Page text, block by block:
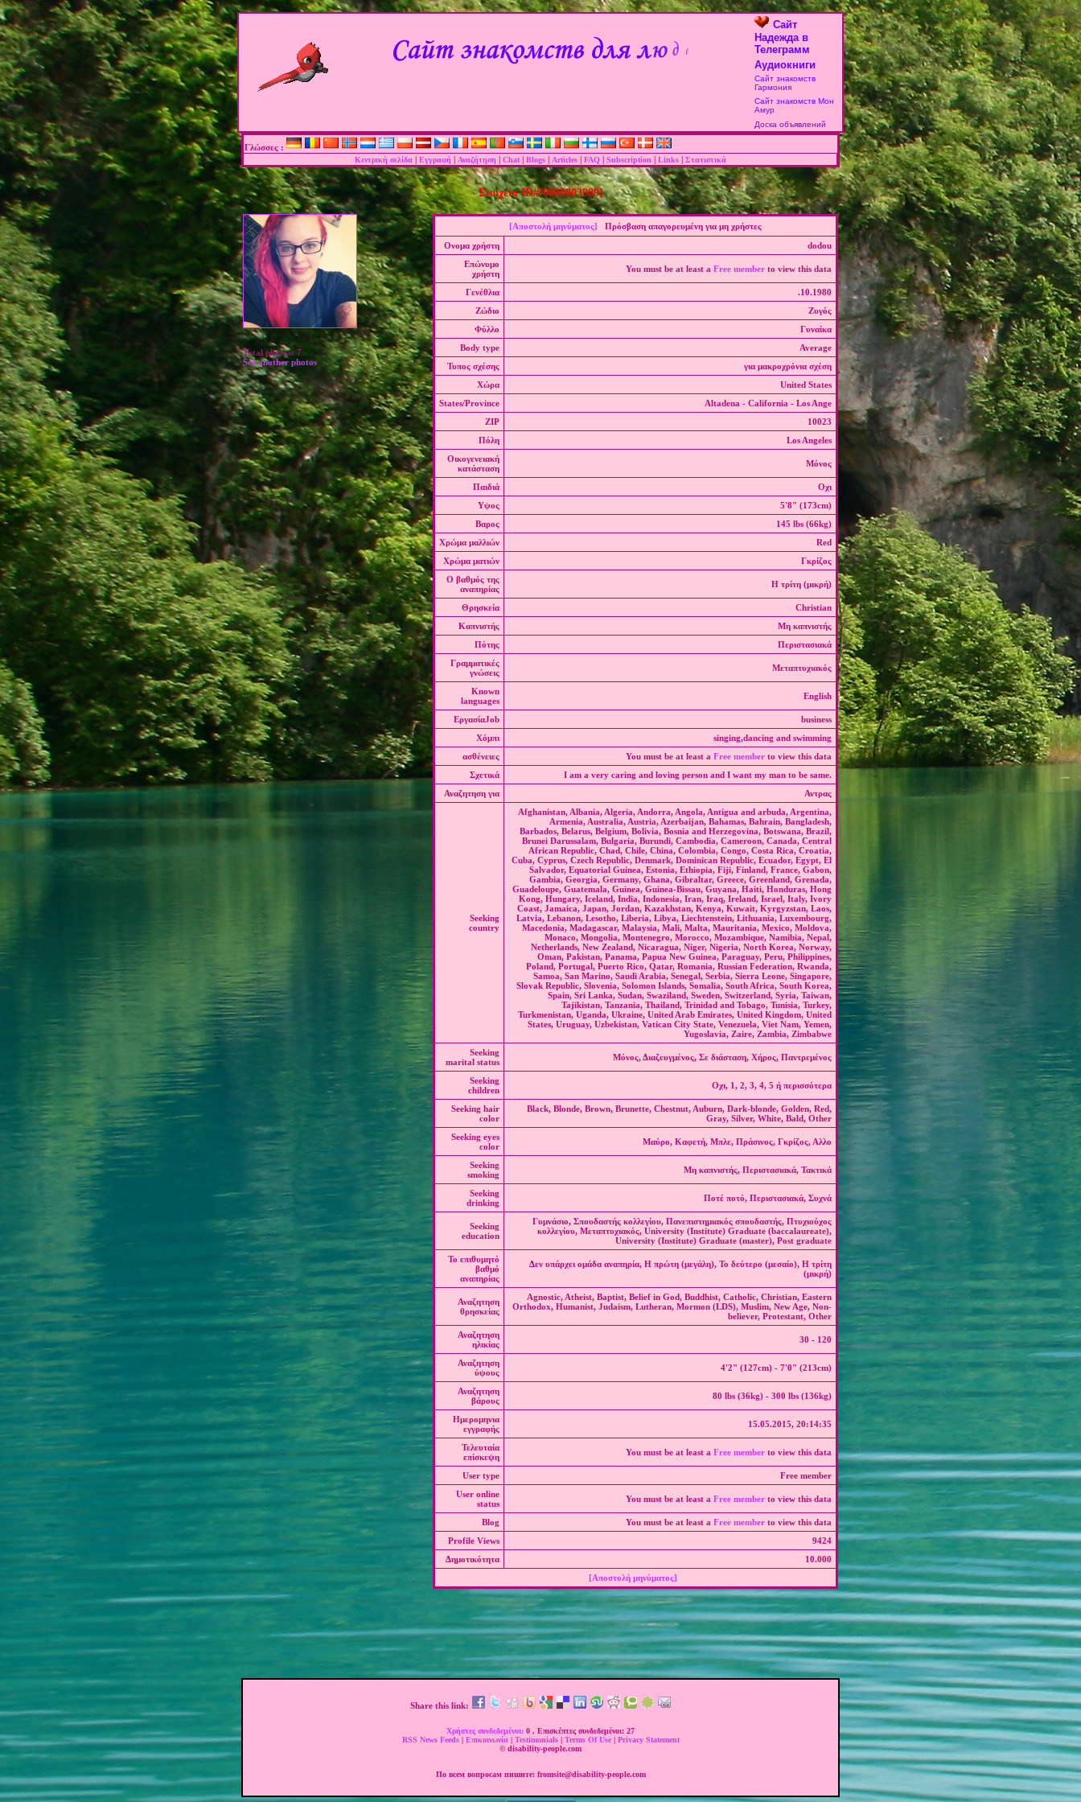
Сайт
Надежда в
Телеграмм
Аудиокниги
Сайт знакомств
Гармония
Сайт знакомств Мон
Амур
Доска объявлений
Γλώσσες :
Κεντρική σελίδα| Εγγραφή | Αναζήτηση | Chat| Blogs| Articles| FAQ| Subscription | Links| Στατιστικά
Στοιχεία ID#[0000003989]
Total photos: 7
See another photos
[Αποστολή μηνύματος] Πρόσβαση απαγορευμένη για μη χρήστες
Ονομα χρήστη
dodou
Επώνυμο
χρήστη
You must be at least a Free member to view this data
Γενέθλια
.10.1980
Ζώδιο
Ζυγός
Φύλλο
Γυναίκα
Body type
Average
Τυπος σχέσης
για μακροχρόνια σχέση
Χώρα
United States
States/Province
Altadena - California - Los Ange
ZIP
10023
Πόλη
Los Angeles
Οικογενειακή
κατάσταση
Μόνος
Παιδιά
Οχι
Υψος
5'8" (173cm)
Βαρος
145 lbs (66kg)
Χρώμα μαλλιών
Red
Χρώμα ματιών
Γκρίζος
Ο βαθμός της
αναπηρίας
Η τρίτη (μικρή)
Θρησκεία
Christian
Καπνιστής
Μη καπνιστής
Πότης
Περιστασιακά
Γραμματικές
γνώσεις
Μεταπτυχιακός
Known
languages
English
ΕργασίαJob
business
Χόμπι
singing,dancing and swimming
ασθένειες
You must be at least a Free member to view this data
Σχετικά
I am a very caring and loving person and I want my man to be same.
Αναζητηση για
Αντρας
Seeking
country
Afghanistan, Albania, Algeria, Andorra, Angola, Antigua and arbuda, Argentina,
Armenia, Australia, Austria, Azerbaijan, Bahamas, Bahrain, Bangladesh,
Barbados, Belarus, Belgium, Bolivia, Bosnia and Herzegovina, Botswana, Brazil,
Brunei Darussalam, Bulgaria, Burundi, Cambodia, Cameroon, Canada, Central
African Republic, Chad, Chile, China, Colombia, Congo, Costa Rica, Croatia,
Cuba, Cyprus, Czech Republic, Denmark, Dominican Republic, Ecuador, Egypt, El
Salvador, Equatorial Guinea, Estonia, Ethiopia, Fiji, Finland, France, Gabon,
Gambia, Georgia, Germany, Ghana, Gibraltar, Greece, Greenland, Grenada,
Guadeloupe, Guatemala, Guinea, Guinea-Bissau, Guyana, Haiti, Honduras, Hong
Kong, Hungary, Iceland, India, Indonesia, Iran, Iraq, Ireland, Israel, Italy, Ivory
Coast, Jamaica, Japan, Jordan, Kazakhstan, Kenya, Kuwait, Kyrgyzstan, Laos,
Latvia, Lebanon, Lesotho, Liberia, Libya, Liechtenstein, Lithuania, Luxembourg,
Macedonia, Madagascar, Malaysia, Mali, Malta, Mauritania, Mexico, Moldova,
Monaco, Mongolia, Montenegro, Morocco, Mozambique, Namibia, Nepal,
Netherlands, New Zealand, Nicaragua, Niger, Nigeria, North Korea, Norway,
Oman, Pakistan, Panama, Papua New Guinea, Paraguay, Peru, Philippines,
Poland, Portugal, Puerto Rico, Qatar, Romania, Russian Federation, Rwanda,
Samoa, San Marino, Saudi Arabia, Senegal, Serbia, Sierra Leone, Singapore,
Slovak Republic, Slovenia, Solomon Islands, Somalia, South Africa, South Korea,
Spain, Sri Lanka, Sudan, Swaziland, Sweden, Switzerland, Syria, Taiwan,
Tajikistan, Tanzania, Thailand, Trinidad and Tobago, Tunisia, Turkey,
Turkmenistan, Uganda, Ukraine, United Arab Emirates, United Kingdom, United
States, Uruguay, Uzbekistan, Vatican City State, Venezuela, Viet Nam, Yemen,
Yugoslavia, Zaire, Zambia, Zimbabwe
Seeking
marital status
Μόνος, Διαζευγμένος, Σε διάσταση, Χήρος, Παντρεμένος
Seeking
children
Οχι, 1, 2, 3, 4, 5 ή περισσότερα
Seeking hair
color
Black, Blonde, Brown, Brunette, Chestnut, Auburn, Dark-blonde, Golden, Red,
Gray, Silver, White, Bald, Other
Seeking eyes
color
Μαύρο, Καφετή, Μπλε, Πράσινος, Γκρίζος, Αλλο
Seeking
smoking
Μη καπνιστής, Περιστασιακά, Τακτικά
Seeking
drinking
Ποτέ ποτό, Περιστασιακά, Συχνά
Seeking
education
Γυμνάσιο, Σπουδαστής κολλεγίου, Πανεπιστημιακός σπουδαστής, Πτυχιούχος
κολλεγίου, Μεταπτυχιακός, University (Institute) Graduate (baccalaureate),
University (Institute) Graduate (master), Post graduate
Το επιθυμητό
βαθμό
αναπηρίας
Δεν υπάρχει ομάδα αναπηρία, Η πρώτη (μεγάλη), Το δεύτερο (μεσαίο), Η τρίτη
(μικρή)
Αναζητηση
θρησκείας
Agnostic, Atheist, Baptist, Belief in God, Buddhist, Catholic, Christian, Eastern
Orthodox, Humanist, Judaism, Lutheran, Mormon (LDS), Muslim, New Age, Non-
believer, Protestant, Other
Αναζητηση
ηλικίας
30 - 120
Αναζητηση
ύψους
4'2" (127cm) - 7'0" (213cm)
Αναζητηση
βάρους
80 lbs (36kg) - 300 lbs (136kg)
Ημερομηνια
εγγραφής
15.05.2015, 20:14:35
Τελευταία
επίσκεψη
You must be at least a Free member to view this data
User type
Free member
User online
status
You must be at least a Free member to view this data
Blog You must be at least a Free member to view this data
Profile Views
9424
Δημοτικότητα
10.000
[Αποστολή μηνύματος]
Share this link:
Χρήστες συνδεδεμένοι: 0 , Επισκέπτες συνδεδεμένοι: 27
RSS News Feeds | Επικοινωνία | Testimonials | Terms Of Use | Privacy Statement
© disability-people.com
По всем вопросам пишите: fromsite@disability-people.com